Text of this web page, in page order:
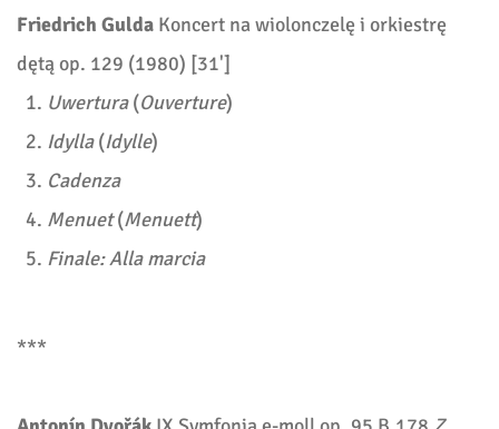
Friedrich Gulda Koncert na wiolonczelę i orkiestrę
dętą op. 129 (1980) [31']
Uwertura(Ouverture)
Idylla(Idylle)
Cadenza
Menuet(Menuett)
Finale: Alla marcia
***